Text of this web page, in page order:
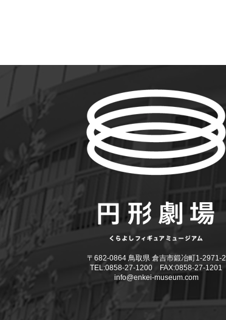
〒682-0864 鳥取県 倉吉市鍛冶町1-2971-2
TEL:0858-27-1200 FAX:0858-27-1201
info@enkei-museum.com